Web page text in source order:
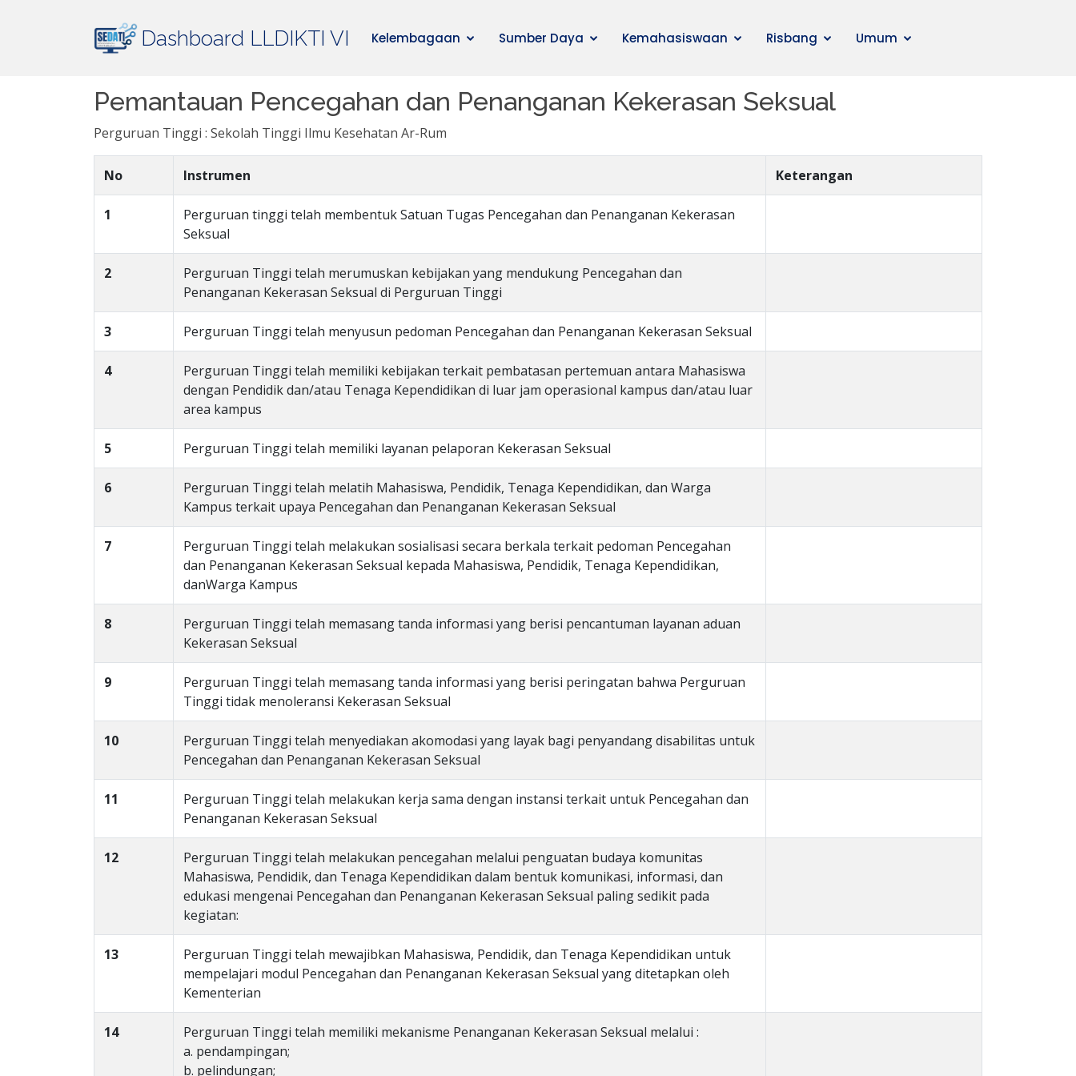
Dashboard LLDIKTI VI Kelembagaan Sumber Daya Kemahasiswaan Risbang Umum
Pemantauan Pencegahan dan Penanganan Kekerasan Seksual
Perguruan Tinggi : Sekolah Tinggi Ilmu Kesehatan Ar-Rum
No Instrumen Keterangan
1
Perguruan tinggi telah membentuk Satuan Tugas Pencegahan dan Penanganan Kekerasan
Seksual
2
Perguruan Tinggi telah merumuskan kebijakan yang mendukung Pencegahan dan
Penanganan Kekerasan Seksual di Perguruan Tinggi
3 Perguruan Tinggi telah menyusun pedoman Pencegahan dan Penanganan Kekerasan Seksual
4
Perguruan Tinggi telah memiliki kebijakan terkait pembatasan pertemuan antara Mahasiswa
dengan Pendidik dan/atau Tenaga Kependidikan di luar jam operasional kampus dan/atau luar
area kampus
5 Perguruan Tinggi telah memiliki layanan pelaporan Kekerasan Seksual
6
Perguruan Tinggi telah melatih Mahasiswa, Pendidik, Tenaga Kependidikan, dan Warga
Kampus terkait upaya Pencegahan dan Penanganan Kekerasan Seksual
7
Perguruan Tinggi telah melakukan sosialisasi secara berkala terkait pedoman Pencegahan
dan Penanganan Kekerasan Seksual kepada Mahasiswa, Pendidik, Tenaga Kependidikan,
danWarga Kampus
8
Perguruan Tinggi telah memasang tanda informasi yang berisi pencantuman layanan aduan
Kekerasan Seksual
9
Perguruan Tinggi telah memasang tanda informasi yang berisi peringatan bahwa Perguruan
Tinggi tidak menoleransi Kekerasan Seksual
10
Perguruan Tinggi telah menyediakan akomodasi yang layak bagi penyandang disabilitas untuk
Pencegahan dan Penanganan Kekerasan Seksual
11
Perguruan Tinggi telah melakukan kerja sama dengan instansi terkait untuk Pencegahan dan
Penanganan Kekerasan Seksual
12
Perguruan Tinggi telah melakukan pencegahan melalui penguatan budaya komunitas
Mahasiswa, Pendidik, dan Tenaga Kependidikan dalam bentuk komunikasi, informasi, dan
edukasi mengenai Pencegahan dan Penanganan Kekerasan Seksual paling sedikit pada
kegiatan:
13
Perguruan Tinggi telah mewajibkan Mahasiswa, Pendidik, dan Tenaga Kependidikan untuk
mempelajari modul Pencegahan dan Penanganan Kekerasan Seksual yang ditetapkan oleh
Kementerian
14
Perguruan Tinggi telah memiliki mekanisme Penanganan Kekerasan Seksual melalui :
a. pendampingan;
b. pelindungan;